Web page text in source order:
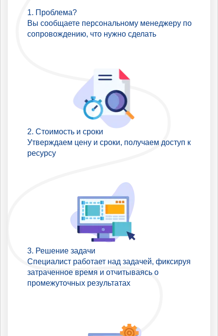
Проблема?
Вы сообщаете персональному менеджеру по
сопровождению, что нужно сделать
Стоимость и сроки
Утверждаем цену и сроки, получаем доступ к
ресурсу
Решение задачи
Специалист работает над задачей, фиксируя
затраченное время и отчитываясь о
промежуточных результатах